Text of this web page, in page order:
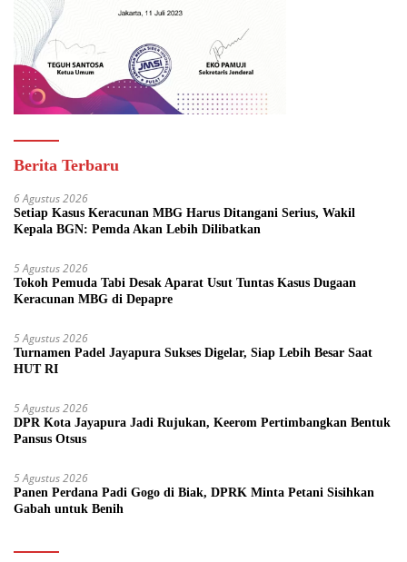
Berita Terbaru
6 Agustus 2026
Setiap Kasus Keracunan MBG Harus Ditangani Serius, Wakil
Kepala BGN: Pemda Akan Lebih Dilibatkan
5 Agustus 2026
Tokoh Pemuda Tabi Desak Aparat Usut Tuntas Kasus Dugaan
Keracunan MBG di Depapre
5 Agustus 2026
Turnamen Padel Jayapura Sukses Digelar, Siap Lebih Besar Saat
HUT RI
5 Agustus 2026
DPR Kota Jayapura Jadi Rujukan, Keerom Pertimbangkan Bentuk
Pansus Otsus
5 Agustus 2026
Panen Perdana Padi Gogo di Biak, DPRK Minta Petani Sisihkan
Gabah untuk Benih